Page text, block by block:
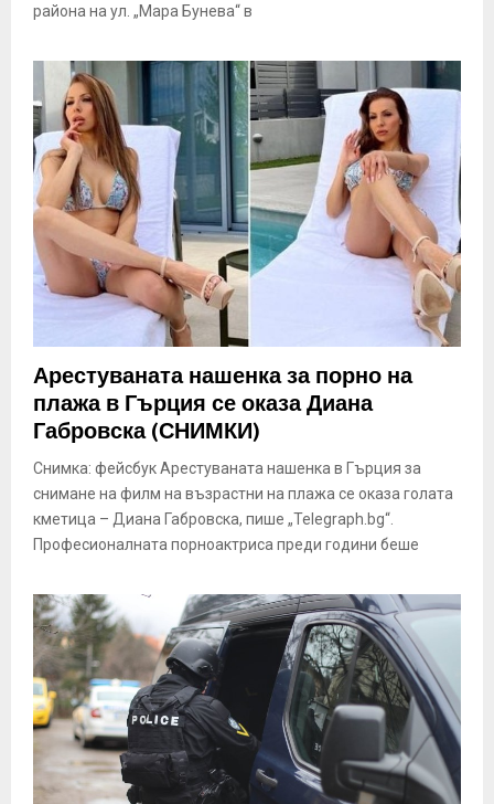
района на ул. „Мара Бунева“ в
Арестуваната нашенка за порно на
плажа в Гърция се оказа Диана
Габровска (СНИМКИ)
Снимка: фейсбук Арестуваната нашенка в Гърция за
снимане на филм на възрастни на плажа се оказа голата
кметица – Диана Габровска, пише „Telegraph.bg“.
Професионалната порноактриса преди години беше